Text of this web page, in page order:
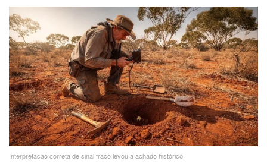
Interpretação correta de sinal fraco levou a achado histórico